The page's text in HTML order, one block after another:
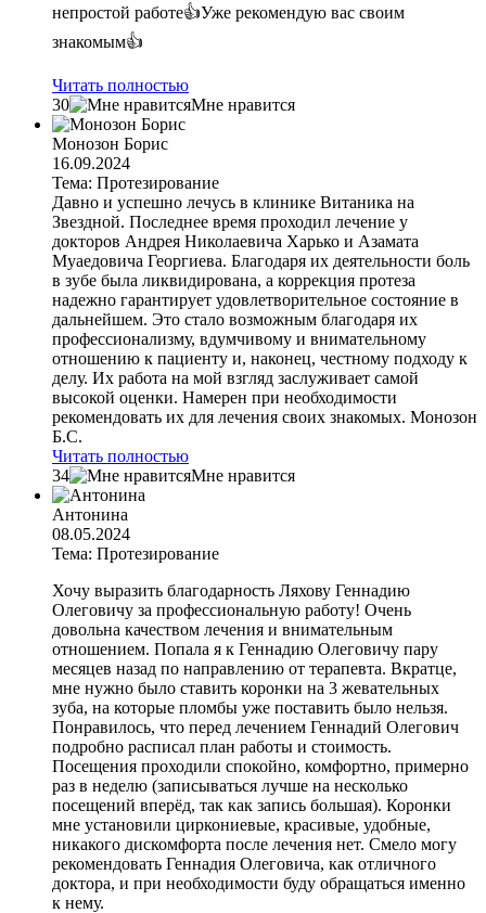
непростой работе👍Уже рекомендую вас своим
знакомым👍
Читать полностью
30
Мне нравится
Монозон Борис
16.09.2024
Тема: Протезирование
Давно и успешно лечусь в клинике Витаника на
Звездной. Последнее время проходил лечение у
докторов Андрея Николаевича Харько и Азамата
Муаедовича Георгиева. Благодаря их деятельности боль
в зубе была ликвидирована, а коррекция протеза
надежно гарантирует удовлетворительное состояние в
дальнейшем. Это стало возможным благодаря их
профессионализму, вдумчивому и внимательному
отношению к пациенту и, наконец, честному подходу к
делу. Их работа на мой взгляд заслуживает самой
высокой оценки. Намерен при необходимости
рекомендовать их для лечения своих знакомых. Монозон
Б.С.
Читать полностью
34
Мне нравится
Антонина
08.05.2024
Тема: Протезирование
Хочу выразить благодарность Ляхову Геннадию
Олеговичу за профессиональную работу! Очень
довольна качеством лечения и внимательным
отношением. Попала я к Геннадию Олеговичу пару
месяцев назад по направлению от терапевта. Вкратце,
мне нужно было ставить коронки на 3 жевательных
зуба, на которые пломбы уже поставить было нельзя.
Понравилось, что перед лечением Геннадий Олегович
подробно расписал план работы и стоимость.
Посещения проходили спокойно, комфортно, примерно
раз в неделю (записываться лучше на несколько
посещений вперёд, так как запись большая). Коронки
мне установили циркониевые, красивые, удобные,
никакого дискомфорта после лечения нет. Смело могу
рекомендовать Геннадия Олеговича, как отличного
доктора, и при необходимости буду обращаться именно
к нему.